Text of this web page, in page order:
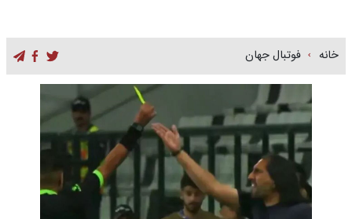
خانه فوتبال جهان